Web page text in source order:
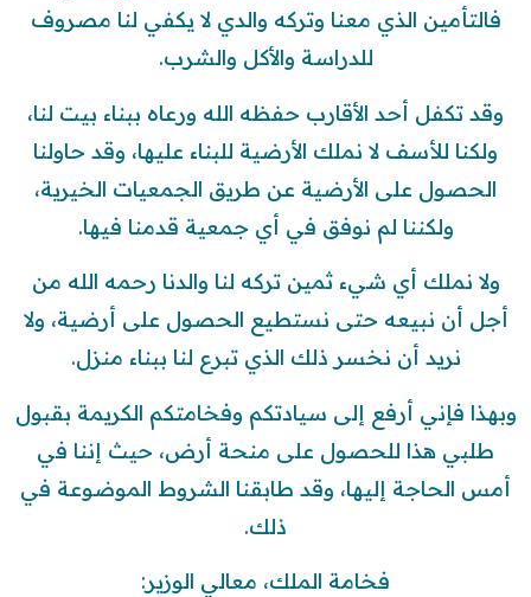
فالتأمين الذي معنا وتركه والدي لا يكفي لنا مصروف
للدراسة والأكل والشرب.
وقد تكفل أحد الأقارب حفظه الله ورعاه ببناء بيت لنا،
ولكنا للأسف لا نملك الأرضية للبناء عليها، وقد حاولنا
الحصول على الأرضية عن طريق الجمعيات الخيرية،
ولكننا لم نوفق في أي جمعية قدمنا فيها.
ولا نملك أي شيء ثمين تركه لنا والدنا رحمه الله من
أجل أن نبيعه حتى نستطيع الحصول على أرضية، ولا
نريد أن نخسر ذلك الذي تبرع لنا ببناء منزل.
وبهذا فإني أرفع إلى سيادتكم وفخامتكم الكريمة بقبول
طلبي هذا للحصول على منحة أرض، حيث إننا في
أمس الحاجة إليها، وقد طابقنا الشروط الموضوعة في
ذلك.
فخامة الملك، معالي الوزير: